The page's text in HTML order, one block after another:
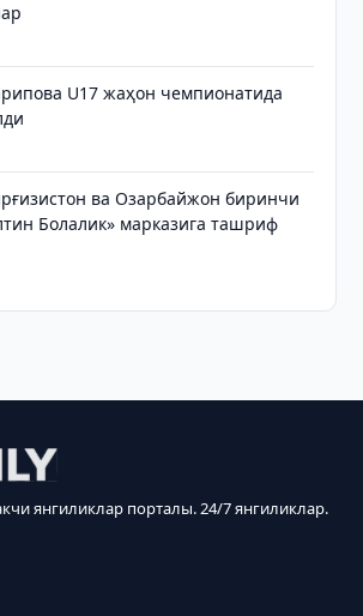
U17 жаҳон чемпионатида
ва Озарбайжон биринчи
Болалик» марказига ташриф
янгиликлар порталы. 24/7 янгиликлар.